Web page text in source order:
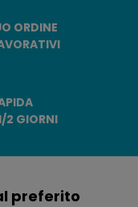
ORDINE
2 GIORNI
preferito